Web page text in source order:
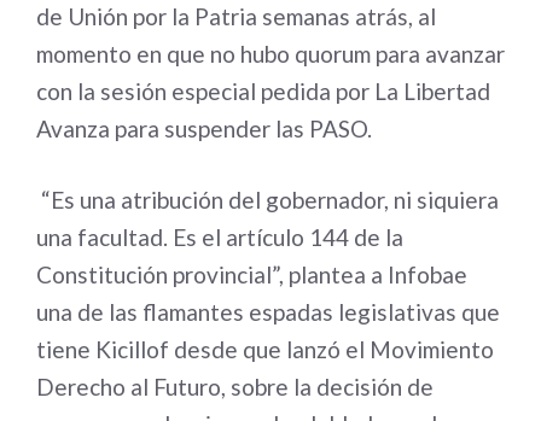
de Unión por la Patria semanas atrás, al
momento en que no hubo quorum para avanzar
con la sesión especial pedida por La Libertad
Avanza para suspender las PASO.
“Es una atribución del gobernador, ni siquiera
una facultad. Es el artículo 144 de la
Constitución provincial”, plantea a Infobae
una de las flamantes espadas legislativas que
tiene Kicillof desde que lanzó el Movimiento
Derecho al Futuro, sobre la decisión de